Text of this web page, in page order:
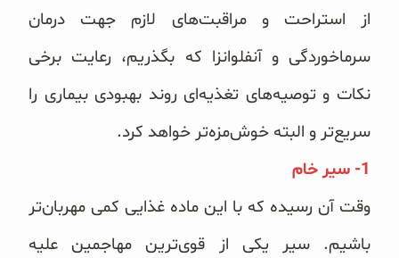
از استراحت و مراقبت‌های لازم جهت درمان
سرماخوردگی و آنفلوانزا که بگذریم، رعایت برخی
نکات و توصیه‌های تغذیه‌ای روند بهبودی بیماری را
سریع‌تر و البته خوش‌مزه‌تر خواهد کرد.
1- سیر خام
وقت آن رسیده که با این ماده غذایی کمی مهربان‌تر
باشیم. سیر یکی از قوی‌ترین مهاجمین علیه